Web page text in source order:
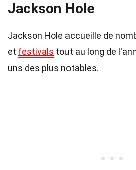
Jackson Hole
Jackson Hole accueille de
et festivals tout au long de
uns des plus notables.